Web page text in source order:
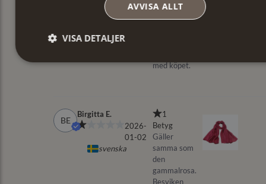
AVVISA ALLT
VISA DETALJER